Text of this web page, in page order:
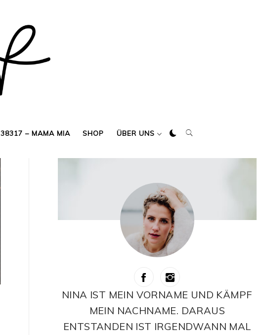
38317 – MAMA MIA SHOP ÜBER UNS
NINA IST MEIN VORNAME UND KÄMPF
MEIN NACHNAME. DARAUS
ENTSTANDEN IST IRGENDWANN MAL